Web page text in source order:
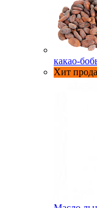
какао-
Хит